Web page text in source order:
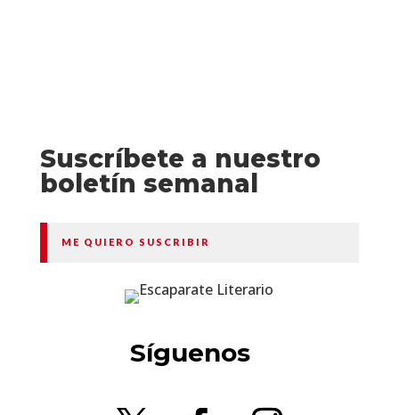
Suscríbete a nuestro
boletín semanal
ME QUIERO SUSCRIBIR
Síguenos